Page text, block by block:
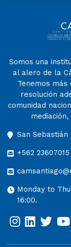
Somos una
al alero de la
Tenemos
resolución
comunidad
San Sebastián
+562 23607015
Monday to
16:00.